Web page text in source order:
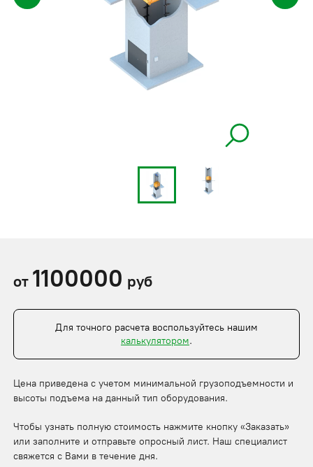
от 1100000 руб
Для точного расчета воспользуйтесь нашим
калькулятором.
Цена приведена с учетом минимальной грузоподъемности и
высоты подъема на данный тип оборудования.
Чтобы узнать полную стоимость нажмите кнопку «Заказать»
или заполните и отправьте опросный лист. Наш специалист
свяжется с Вами в течение дня.